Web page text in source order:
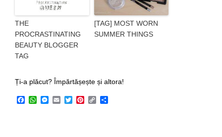
THE
PROCRASTINATING
BEAUTY BLOGGER
TAG
[TAG] MOST WORN
SUMMER THINGS
Ți-a plăcut? Împărtășește și altora!
Facebook
WhatsApp
Messenger
EmailTwitterPinterest
Copy